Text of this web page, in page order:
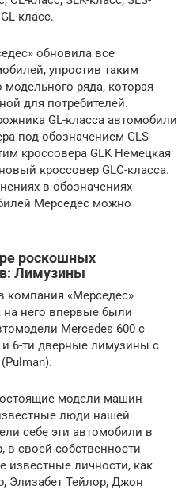
класс.
обновила все
упростив таким
модельного ряда, которая
для потребителей.
GL-класса автомобили
под обозначением GLS-
кроссовера GLK Немецкая
кроссовер GLC-класса.
в обозначениях
Мерседес можно
роскошных
Лимузины
компания «Мерседес»
на него впервые были
Mercedes 600 с
6-ти дверные лимузины с
модели машин
люди нашей
себе эти автомобили в
в своей собственности
известные личности, как
Элизабет Тейлор, Джон